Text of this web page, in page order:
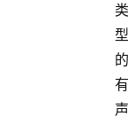
类
型
的
有
声